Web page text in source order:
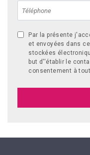
Par la présente
et envoyées dans
stockées
but d''établir le
consentement à